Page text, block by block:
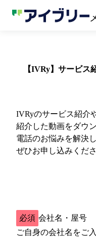
【IVRy】サービス
IVRyのサービス紹介
紹介した動画をダウ
電話のお悩みを解決
ぜひお申し込みくださ
必須 会社名・屋号
ご自身の会社名をご